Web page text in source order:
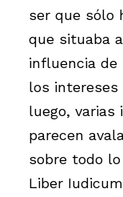
ser que sólo
que situaba
influencia de
los intereses
luego, varias
parecen
sobre todo
Liber